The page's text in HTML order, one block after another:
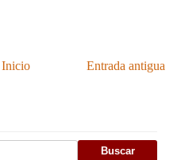
Entrada antigua
Inicio